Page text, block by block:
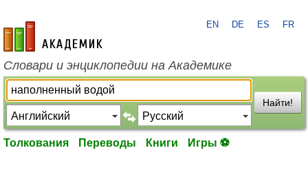
academic.ru
EN DE ES FR
Словари и энциклопедии на Академике
Найти!
Толкования Переводы Книги Игры ⚽